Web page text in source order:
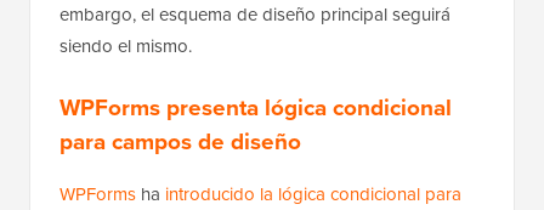
embargo, el esquema de diseño principal seguirá
siendo el mismo.
WPForms presenta lógica condicional
para campos de diseño
WPForms ha introducido la lógica condicional para